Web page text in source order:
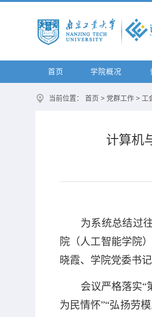
首页 学院概况
当前位置： 首页 > 党群工作 > 工
计算机
为系统总结过
院（人工智能学院
晓霞、学院党委书
会议严格落实“
为民情怀”“弘扬劳